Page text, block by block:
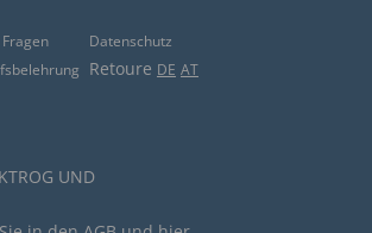
Datenschutz
Retoure DE AT
UND